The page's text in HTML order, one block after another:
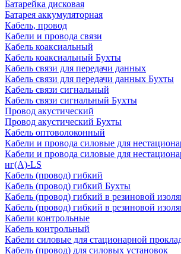
Батарейка дисковая
Батарея аккумуляторная
Кабель, провод
Кабели и провода связи
Кабель коаксиальный
Кабель коаксиальный Бухты
Кабель связи для передачи данных
Кабель связи для передачи данных Бухты
Кабель связи сигнальный
Кабель связи сигнальный Бухты
Провод акустический
Провод акустический Бухты
Кабель оптоволоконный
Кабели и провода силовые для
Кабели и провода силовые для
нг(А)-LS
Кабель (провод) гибкий
Кабель (провод) гибкий Бухты
Кабель (провод) гибкий в резиновой
Кабель (провод) гибкий в резиновой
Кабели контрольные
Кабель контрольный
Кабели силовые для стационарной
Кабель (провод) для силовых установок